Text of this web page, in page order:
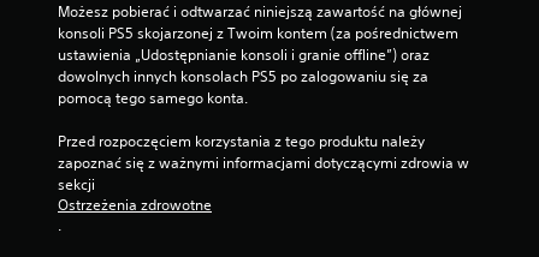
Możesz pobierać i odtwarzać niniejszą zawartość na głównej
konsoli PS5 skojarzonej z Twoim kontem (za pośrednictwem
ustawienia „Udostępnianie konsoli i granie offline”) oraz
dowolnych innych konsolach PS5 po zalogowaniu się za
pomocą tego samego konta.
Przed rozpoczęciem korzystania z tego produktu należy
zapoznać się z ważnymi informacjami dotyczącymi zdrowia w
sekcji
Ostrzeżenia zdrowotne
.